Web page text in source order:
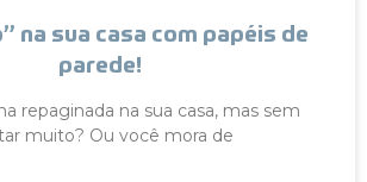
na sua casa com papéis de
parede!
repaginada na sua casa, mas sem
muito? Ou você mora de